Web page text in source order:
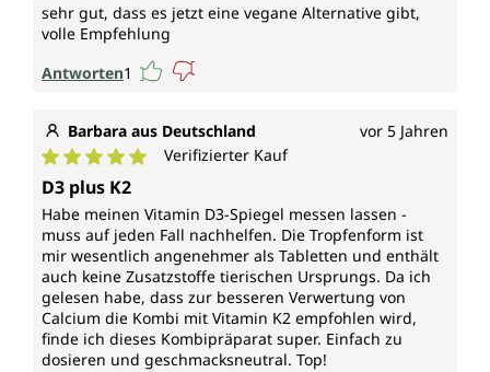
sehr gut, dass es jetzt eine vegane Alternative gibt,
volle Empfehlung
Antworten1
Barbara aus Deutschland vor 5 Jahren
Durchschnittliche Bewertung von 5 von 5 Sternen
Verifizierter Kauf
D3 plus K2
Habe meinen Vitamin D3-Spiegel messen lassen -
muss auf jeden Fall nachhelfen. Die Tropfenform ist
mir wesentlich angenehmer als Tabletten und enthält
auch keine Zusatzstoffe tierischen Ursprungs. Da ich
gelesen habe, dass zur besseren Verwertung von
Calcium die Kombi mit Vitamin K2 empfohlen wird,
finde ich dieses Kombipräparat super. Einfach zu
dosieren und geschmacksneutral. Top!